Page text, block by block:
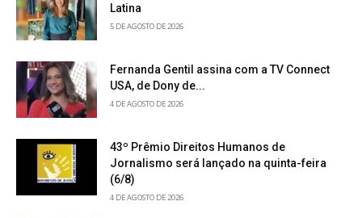
Latina
5 DE AGOSTO DE 2026
Fernanda Gentil assina com a TV Connect
USA, de Dony de...
4 DE AGOSTO DE 2026
43º Prêmio Direitos Humanos de
Jornalismo será lançado na quinta-feira
(6/8)
4 DE AGOSTO DE 2026